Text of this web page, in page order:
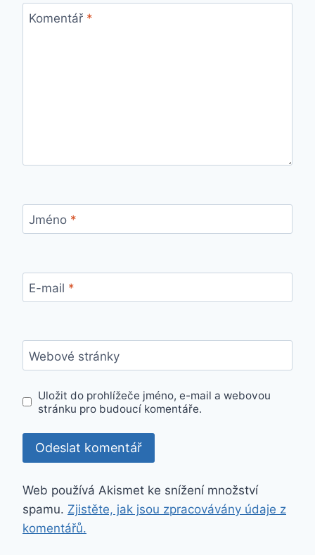
Komentář *
Jméno *
E-mail *
Webové stránky
Uložit do prohlížeče jméno, e-mail a webovou
stránku pro budoucí komentáře.
Web používá Akismet ke snížení množství
spamu. Zjistěte, jak jsou zpracovávány údaje z
komentářů.